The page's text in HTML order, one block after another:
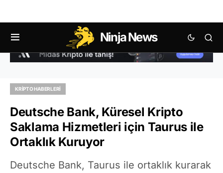
Ninja News
KRIPTO HABERLERI
Deutsche Bank, Küresel Kripto
Saklama Hizmetleri için Taurus ile
Ortaklık Kuruyor
Deutsche Bank, Taurus ile ortaklık kurarak